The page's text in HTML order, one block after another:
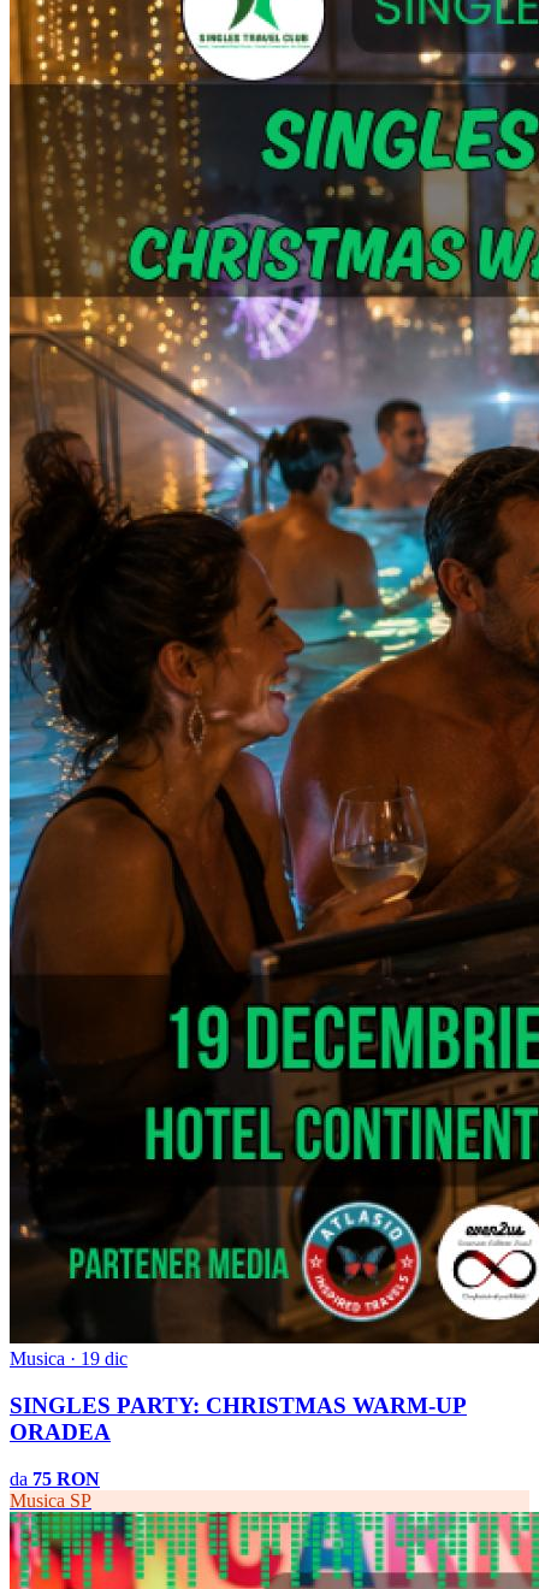
Musica · 19 dic
SINGLES PARTY: CHRISTMAS WARM-UP
ORADEA
da 75 RON
Musica SP